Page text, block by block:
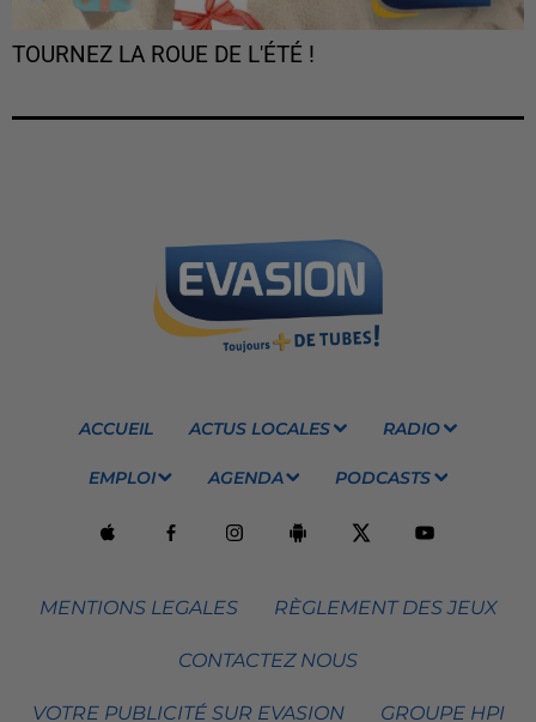
TOURNEZ LA ROUE DE L'ÉTÉ !
ACCUEIL ACTUS LOCALES RADIO
EMPLOI AGENDA PODCASTS
MENTIONS LEGALES RÈGLEMENT DES JEUX
CONTACTEZ NOUS
VOTRE PUBLICITÉ SUR EVASION GROUPE HPI